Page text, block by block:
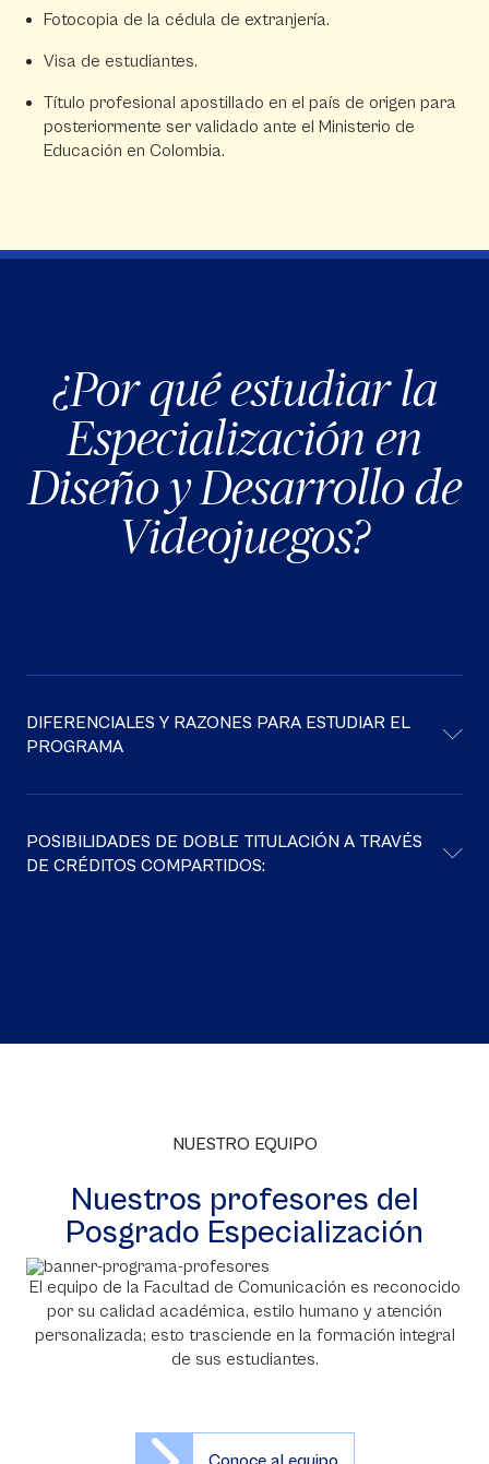
Fotocopia de la cédula de extranjería.
Visa de estudiantes.
Título profesional apostillado en el país de origen para
posteriormente ser validado ante el Ministerio de
Educación en Colombia.
¿Por qué estudiar la
Especialización en
Diseño y Desarrollo de
Videojuegos?
DIFERENCIALES Y RAZONES PARA ESTUDIAR EL
PROGRAMA
POSIBILIDADES DE DOBLE TITULACIÓN A TRAVÉS
DE CRÉDITOS COMPARTIDOS:
NUESTRO EQUIPO
Nuestros profesores del
Posgrado Especialización
El equipo de la Facultad de Comunicación es reconocido
por su calidad académica, estilo humano y atención
personalizada; esto trasciende en la formación integral
de sus estudiantes.